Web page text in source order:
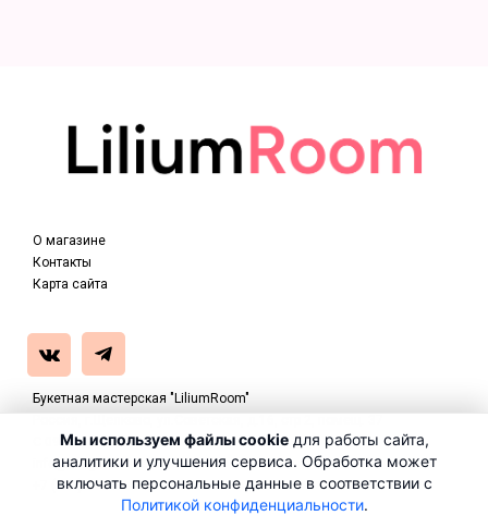
О магазине
Контакты
Карта сайта
Букетная мастерская "LiliumRoom"
С 09.00 до 21.00
info@magazin-zvetov.ru
+7 (916) 085-17-01
Мы используем файлы cookieдля работы сайта,
аналитики и улучшения сервиса. Обработка может
включать персональные данныев соответствии с
Политикой конфиденциальности.